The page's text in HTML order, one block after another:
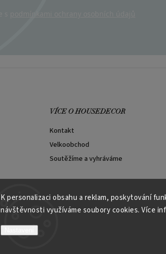
K personalizaci obsahu a reklam, poskytování
návštěvnosti využíváme soubory cookies. Více
VÍCE O HOUSEDECOR
Kontakt
Velkoobchod
Soutěžíme a vyhráváme